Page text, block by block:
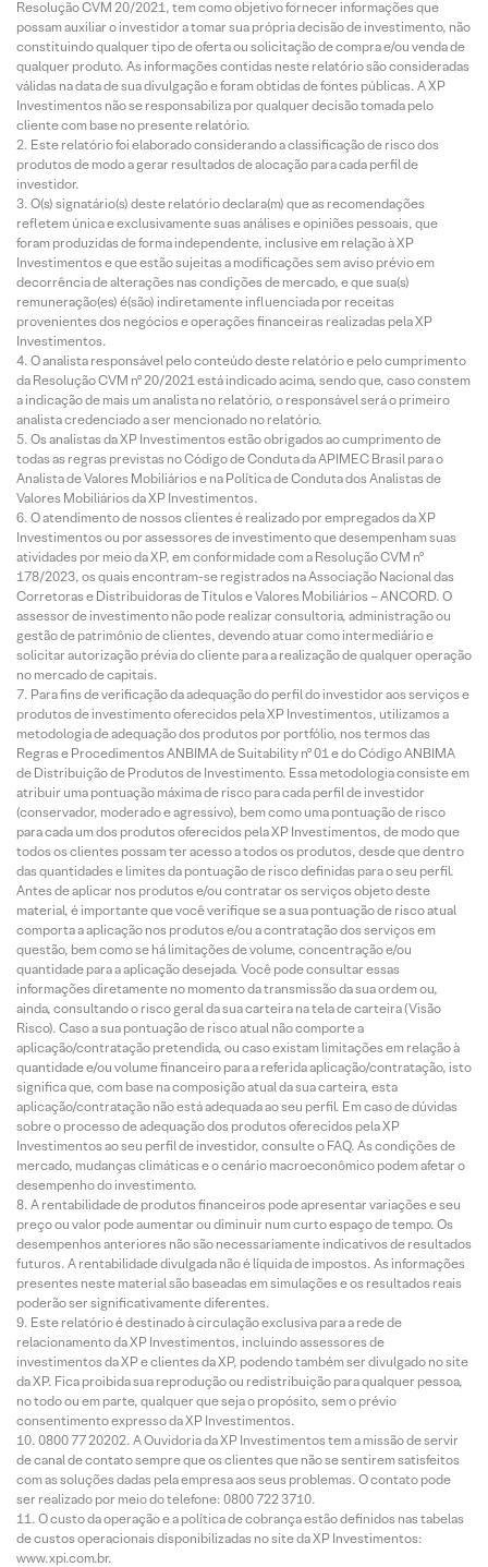
Resolução CVM 20/2021, tem como objetivo fornecer informações que
possam auxiliar o investidor a tomar sua própria decisão de investimento, não
constituindo qualquer tipo de oferta ou solicitação de compra e/ou venda de
qualquer produto. As informações contidas neste relatório são consideradas
válidas na data de sua divulgação e foram obtidas de fontes públicas. A XP
Investimentos não se responsabiliza por qualquer decisão tomada pelo
cliente com base no presente relatório.
Este relatório foi elaborado considerando a classificação de risco dos
produtos de modo a gerar resultados de alocação para cada perfil de
investidor.
O(s) signatário(s) deste relatório declara(m) que as recomendações
refletem única e exclusivamente suas análises e opiniões pessoais, que
foram produzidas de forma independente, inclusive em relação à XP
Investimentos e que estão sujeitas a modificações sem aviso prévio em
decorrência de alterações nas condições de mercado, e que sua(s)
remuneração(es) é(são) indiretamente influenciada por receitas
provenientes dos negócios e operações financeiras realizadas pela XP
Investimentos.
O analista responsável pelo conteúdo deste relatório e pelo cumprimento
da Resolução CVM nº 20/2021 está indicado acima, sendo que, caso constem
a indicação de mais um analista no relatório, o responsável será o primeiro
analista credenciado a ser mencionado no relatório.
Os analistas da XP Investimentos estão obrigados ao cumprimento de
todas as regras previstas no Código de Conduta da APIMEC Brasil para o
Analista de Valores Mobiliários e na Política de Conduta dos Analistas de
Valores Mobiliários da XP Investimentos.
O atendimento de nossos clientes é realizado por empregados da XP
Investimentos ou por assessores de investimento que desempenham suas
atividades por meio da XP, em conformidade com a Resolução CVM nº
178/2023, os quais encontram-se registrados na Associação Nacional das
Corretoras e Distribuidoras de Títulos e Valores Mobiliários – ANCORD. O
assessor de investimento não pode realizar consultoria, administração ou
gestão de patrimônio de clientes, devendo atuar como intermediário e
solicitar autorização prévia do cliente para a realização de qualquer operação
no mercado de capitais.
Para fins de verificação da adequação do perfil do investidor aos serviços e
produtos de investimento oferecidos pela XP Investimentos, utilizamos a
metodologia de adequação dos produtos por portfólio, nos termos das
Regras e Procedimentos ANBIMA de Suitability nº 01 e do Código ANBIMA
de Distribuição de Produtos de Investimento. Essa metodologia consiste em
atribuir uma pontuação máxima de risco para cada perfil de investidor
(conservador, moderado e agressivo), bem como uma pontuação de risco
para cada um dos produtos oferecidos pela XP Investimentos, de modo que
todos os clientes possam ter acesso a todos os produtos, desde que dentro
das quantidades e limites da pontuação de risco definidas para o seu perfil.
Antes de aplicar nos produtos e/ou contratar os serviços objeto deste
material, é importante que você verifique se a sua pontuação de risco atual
comporta a aplicação nos produtos e/ou a contratação dos serviços em
questão, bem como se há limitações de volume, concentração e/ou
quantidade para a aplicação desejada. Você pode consultar essas
informações diretamente no momento da transmissão da sua ordem ou,
ainda, consultando o risco geral da sua carteira na tela de carteira (Visão
Risco). Caso a sua pontuação de risco atual não comporte a
aplicação/contratação pretendida, ou caso existam limitações em relação à
quantidade e/ou volume financeiro para a referida aplicação/contratação, isto
significa que, com base na composição atual da sua carteira, esta
aplicação/contratação não está adequada ao seu perfil. Em caso de dúvidas
sobre o processo de adequação dos produtos oferecidos pela XP
Investimentos ao seu perfil de investidor, consulte o FAQ. As condições de
mercado, mudanças climáticas e o cenário macroeconômico podem afetar o
desempenho do investimento.
A rentabilidade de produtos financeiros pode apresentar variações e seu
preço ou valor pode aumentar ou diminuir num curto espaço de tempo. Os
desempenhos anteriores não são necessariamente indicativos de resultados
futuros. A rentabilidade divulgada não é líquida de impostos. As informações
presentes neste material são baseadas em simulações e os resultados reais
poderão ser significativamente diferentes.
Este relatório é destinado à circulação exclusiva para a rede de
relacionamento da XP Investimentos, incluindo assessores de
investimentos da XP e clientes da XP, podendo também ser divulgado no site
da XP. Fica proibida sua reprodução ou redistribuição para qualquer pessoa,
no todo ou em parte, qualquer que seja o propósito, sem o prévio
consentimento expresso da XP Investimentos.
0800 77 20202. A Ouvidoria da XP Investimentos tem a missão de servir
de canal de contato sempre que os clientes que não se sentirem satisfeitos
com as soluções dadas pela empresa aos seus problemas. O contato pode
ser realizado por meio do telefone: 0800 722 3710.
O custo da operação e a política de cobrança estão definidos nas tabelas
de custos operacionais disponibilizadas no site da XP Investimentos:
www.xpi.com.br.